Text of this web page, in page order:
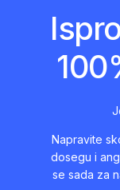
Napravite
dosegu i
se sada za